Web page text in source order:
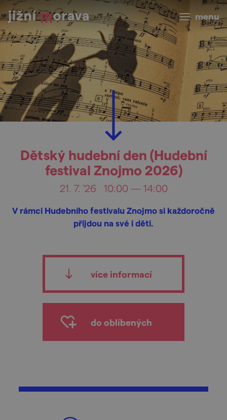
menu
Dětský hudební den (Hudební
festival Znojmo 2026)
21. 7. '26 10:00 — 14:00
V rámci Hudebního festivalu Znojmo si každoročně
přijdou na své i děti.
více informací
do oblíbených